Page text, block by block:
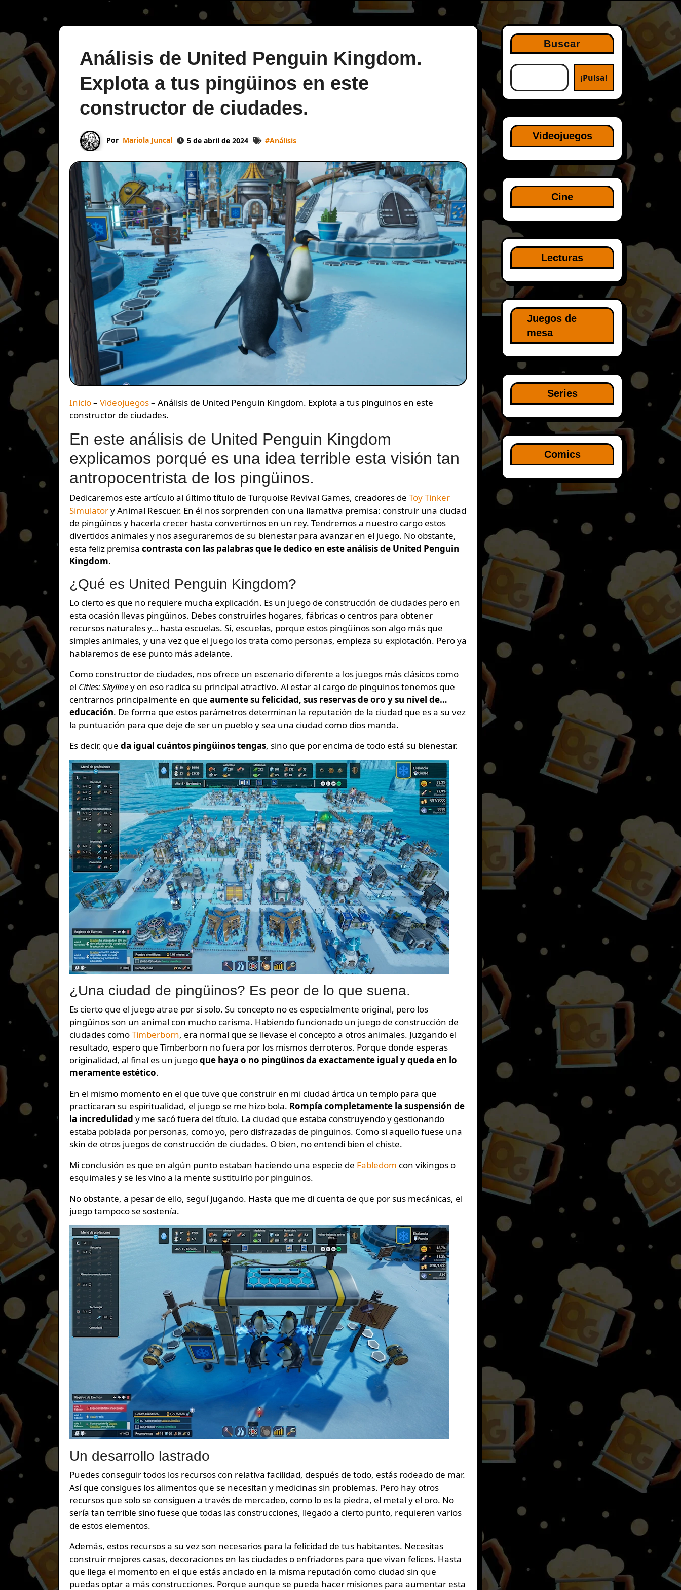
Análisis de United Penguin Kingdom.
Explota a tus pingüinos en este
constructor de ciudades.
Por Mariola Juncal 5 de abril de 2024 #Análisis
Inicio– Videojuegos– Análisis de United Penguin Kingdom. Explota a tus pingüinos en este
constructor de ciudades.
En este análisis de United Penguin Kingdom
explicamos porqué es una idea terrible esta visión tan
antropocentrista de los pingüinos.
Dedicaremos este artículo al último título de Turquoise Revival Games, creadores de Toy Tinker
Simulatory Animal Rescuer. En él nos sorprenden con una llamativa premisa: construir una ciudad
de pingüinos y hacerla crecer hasta convertirnos en un rey. Tendremos a nuestro cargo estos
divertidos animales y nos aseguraremos de su bienestar para avanzar en el juego. No obstante,
esta feliz premisa contrasta con las palabras que le dedico en este análisis de United Penguin
Kingdom.
¿Qué es United Penguin Kingdom?
Lo cierto es que no requiere mucha explicación. Es un juego de construcción de ciudades pero en
esta ocasión llevas pingüinos. Debes construirles hogares, fábricas o centros para obtener
recursos naturales y… hasta escuelas. Sí, escuelas, porque estos pingüinos son algo más que
simples animales, y una vez que el juego los trata como personas, empieza su explotación. Pero ya
hablaremos de ese punto más adelante.
Como constructor de ciudades, nos ofrece un escenario diferente a los juegos más clásicos como
el Cities: Skyliney en eso radica su principal atractivo. Al estar al cargo de pingüinos tenemos que
centrarnos principalmente en que aumente su felicidad, sus reservas de oro y su nivel de…
educación. De forma que estos parámetros determinan la reputación de la ciudad que es a su vez
la puntuación para que deje de ser un pueblo y sea una ciudad como dios manda.
Es decir, que da igual cuántos pingüinos tengas, sino que por encima de todo está su bienestar.
¿Una ciudad de pingüinos? Es peor de lo que suena.
Es cierto que el juego atrae por sí solo. Su concepto no es especialmente original, pero los
pingüinos son un animal con mucho carisma. Habiendo funcionado un juego de construcción de
ciudades comoTimberborn, era normal que se llevase el concepto a otros animales. Juzgando el
resultado, espero que Timberborn no fuera por los mismos derroteros. Porque donde esperas
originalidad, al final es un juegoque haya o no pingüinos da exactamente igual y queda en lo
meramente estético.
En el mismo momento en el que tuve que construir en mi ciudad ártica un templo para que
practicaran su espiritualidad, el juego se me hizo bola. Rompía completamente la suspensión de
la incredulidad y me sacó fuera del título. La ciudad que estaba construyendo y gestionando
estaba poblada por personas, como yo, pero disfrazadas de pingüinos. Como si aquello fuese una
skin de otros juegos de construcción de ciudades. O bien, no entendí bien el chiste.
Mi conclusión es que en algún punto estaban haciendo una especie de Fabledom con vikingos o
esquimales y se les vino a la mente sustituirlo por pingüinos.
No obstante, a pesar de ello, seguí jugando. Hasta que me di cuenta de que por sus mecánicas, el
juego tampoco se sostenía.
Un desarrollo lastrado
Puedes conseguir todos los recursos con relativa facilidad, después de todo, estás rodeado de mar.
Así que consigues los alimentos que se necesitan y medicinas sin problemas. Pero hay otros
recursos que solo se consiguen a través de mercadeo, como lo es la piedra, el metal y el oro. No
sería tan terrible sino fuese que todas las construcciones, llegado a cierto punto, requieren varios
de estos elementos.
Además, estos recursos a su vez son necesarios para la felicidad de tus habitantes. Necesitas
construir mejores casas, decoraciones en las ciudades o enfriadores para que vivan felices. Hasta
que llega el momento en el que estás anclado en la misma reputación como ciudad sin que
puedas optar a más construcciones. Porque aunque se pueda hacer misiones para aumentar esta
Buscar
¡Pulsa!
Videojuegos
Cine
Lecturas
Juegos de
mesa
Series
Comics